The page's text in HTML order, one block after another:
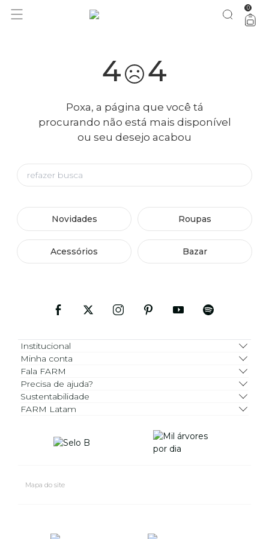
0
4 4
Poxa, a página que você tá
procurando não está mais disponível
ou seu desejo acabou
Novidades Roupas
Acessórios Bazar
Institucional
Minha conta
Fala FARM
Precisa de ajuda?
Sustentabilidade
FARM Latam
Mapa do site